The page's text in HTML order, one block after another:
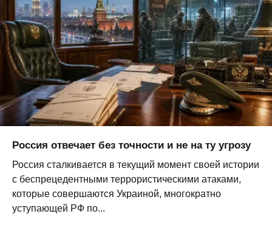
Россия отвечает без точности и не на ту угрозу
Россия сталкивается в текущий момент своей истории
с беспрецедентными террористическими атаками,
которые совершаются Украиной, многократно
уступающей РФ по...